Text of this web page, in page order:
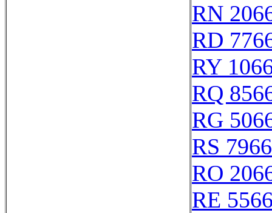
RN
RD
RY
RQ
RG
RS
RO
RE